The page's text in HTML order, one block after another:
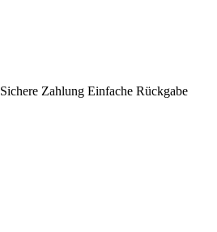
Sichere Zahlung Einfache Rückgabe